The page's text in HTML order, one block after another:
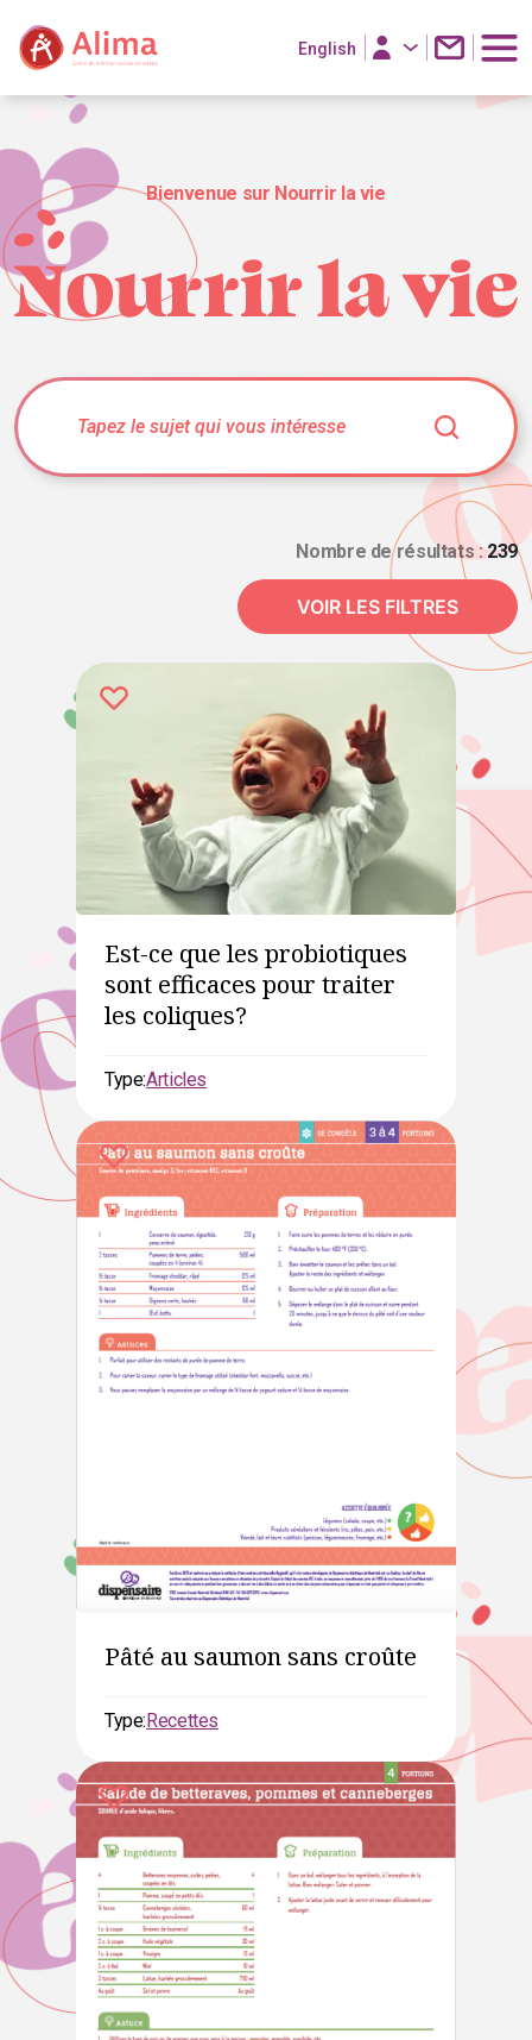
English
Bienvenue sur Nourrir la vie
Nombre de résultats :239
VOIR LES FILTRES
Est-ce que les probiotiques
sont efficaces pour traiter
les coliques?
Type:Articles
Pâté au saumon sans croûte
Type: Recettes